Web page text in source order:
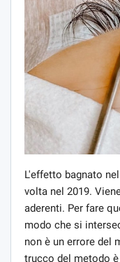
L'effetto bagnato
volta nel 2019.
aderenti. Per fare
modo che si
non è un errore del
trucco del metodo